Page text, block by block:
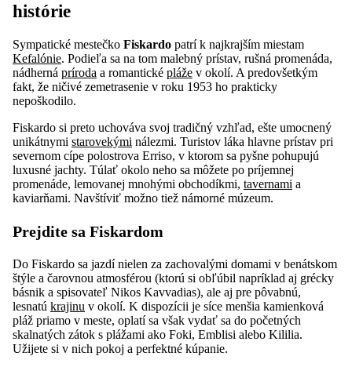
histórie
Sympatické mestečko Fiskardo patrí k najkrajším miestam
Kefalónie. Podieľa sa na tom malebný prístav, rušná promenáda,
nádherná príroda a romantické pláže v okolí. A predovšetkým
fakt, že ničivé zemetrasenie v roku 1953 ho prakticky
nepoškodilo.
Fiskardo si preto uchováva svoj tradičný vzhľad, ešte umocnený
unikátnymi starovekými nálezmi. Turistov láka hlavne prístav pri
severnom cípe polostrova Erriso, v ktorom sa pyšne pohupujú
luxusné jachty. Túlať okolo neho sa môžete po príjemnej
promenáde, lemovanej mnohými obchodíkmi, tavernami a
kaviarňami. Navštíviť možno tiež námorné múzeum.
Prejdite sa Fiskardom
Do Fiskardo sa jazdí nielen za zachovalými domami v benátskom
štýle a čarovnou atmosférou (ktorú si obľúbil napríklad aj grécky
básnik a spisovateľ Nikos Kavvadias), ale aj pre pôvabnú,
lesnatú krajinu v okolí. K dispozícii je síce menšia kamienková
pláž priamo v meste, oplatí sa však vydať sa do početných
skalnatých zátok s plážami ako Foki, Emblisi alebo Kililia.
Užijete si v nich pokoj a perfektné kúpanie.